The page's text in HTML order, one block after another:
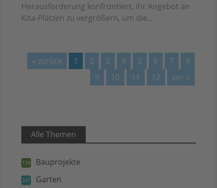
Herausforderung konfrontiert, ihr Angebot an
Kita-Plätzen zu vergrößern, um die...
« zurück 1 2 3 4 5 6 7
8
9
10 11 12 vor »
Alle Themen
134 Bauprojekte
247 Garten